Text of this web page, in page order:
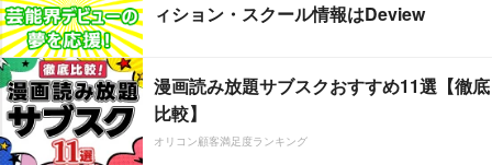
ィション・スクール情報はDeview
漫画読み放題サブスクおすすめ11選【徹底
比較】
オリコン顧客満足度ランキング